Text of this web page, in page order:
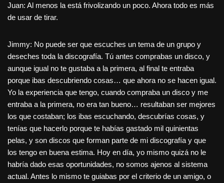
Juan: Al menos la está frivolizando un poco. Ahora todo es más
de usar de tirar.
Jimmy: No puede ser que escuches un tema de un grupo y
deseches toda la discografía. Tú antes comprabas un disco, y
aunque igual no te gustaba a la primera, al final te entraba
porque ibas descubriendo cosas… que ahora no se hacen igual.
Yo la experiencia que tengo, cuando compraba un disco y me
entraba a la primera, no era tan bueno… resultaban ser mejores
los que costaban; los ibas escuchando, descubrías cosas, y
tenías que hacerlo porque te habías gastado mil quinientas
pelas, y son discos que forman parte de mi discografía y que
los tengo en buena estima. Hoy en día, yo mismo quizá no le
habría dado esas oportunidades, no somos ajenos al sistema
actual. Antes lo mismo te guiabas por el criterio de un amigo, o